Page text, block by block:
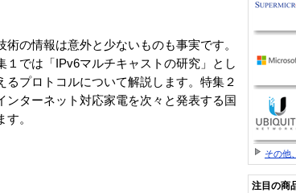
の情報は意外と少ないものも事実です。
では「IPv6マルチキャストの研究」とし
プロトコルについて解説します。特集２
ンターネット対応家電を次々と発表する国
。
その他
注目の商